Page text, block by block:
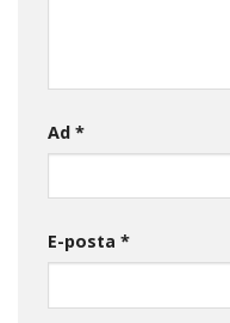
Ad *
E-posta *